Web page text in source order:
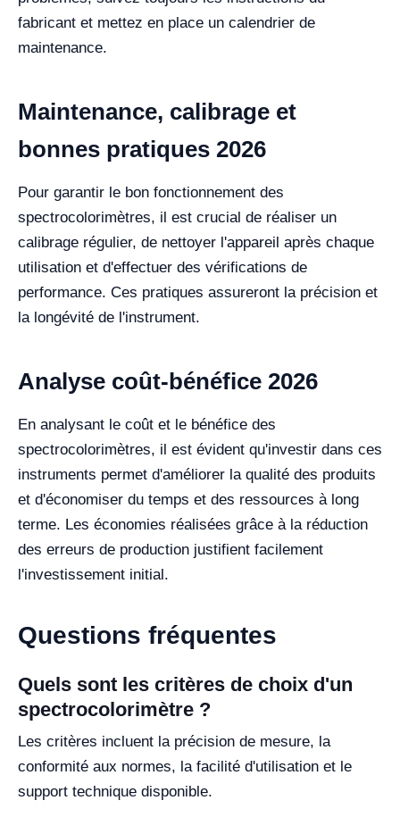
fabricant et mettez en place un calendrier de
maintenance.
Maintenance, calibrage et
bonnes pratiques 2026
Pour garantir le bon fonctionnement des
spectrocolorimètres, il est crucial de réaliser un
calibrage régulier, de nettoyer l'appareil après chaque
utilisation et d'effectuer des vérifications de
performance. Ces pratiques assureront la précision et
la longévité de l'instrument.
Analyse coût-bénéfice 2026
En analysant le coût et le bénéfice des
spectrocolorimètres, il est évident qu'investir dans ces
instruments permet d'améliorer la qualité des produits
et d'économiser du temps et des ressources à long
terme. Les économies réalisées grâce à la réduction
des erreurs de production justifient facilement
l'investissement initial.
Questions fréquentes
Quels sont les critères de choix d'un
spectrocolorimètre ?
Les critères incluent la précision de mesure, la
conformité aux normes, la facilité d'utilisation et le
support technique disponible.